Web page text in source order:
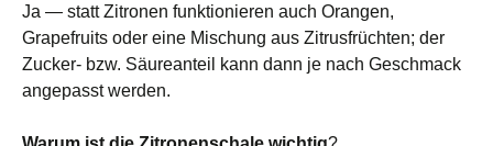
Ja — statt Zitronen funktionieren auch Orangen,
Grapefruits oder eine Mischung aus Zitrusfrüchten; der
Zucker‑ bzw. Säureanteil kann dann je nach Geschmack
angepasst werden.